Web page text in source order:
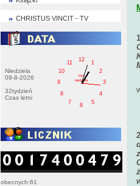
CHRISTUS VINCIT - TV
Niedziela
09-8-2026
32tydzień
Czas letni
1
2
3
4
5
6
7
8
9
10
11
12
PM
niedziela
obecnych:61